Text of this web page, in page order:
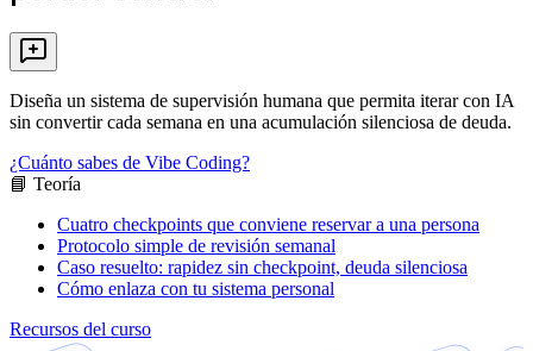
Diseña un sistema de supervisión humana que permita iterar con IA
sin convertir cada semana en una acumulación silenciosa de deuda.
¿Cuánto sabes de Vibe Coding?
📘 Teoría
Cuatro checkpoints que conviene reservar a una persona
Protocolo simple de revisión semanal
Caso resuelto: rapidez sin checkpoint, deuda silenciosa
Cómo enlaza con tu sistema personal
Recursos del curso